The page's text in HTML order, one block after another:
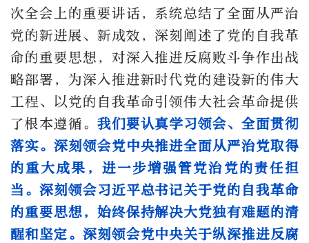
次全会上的重要讲话，系统总结了全面从严治
党的新进展、新成效，深刻阐述了党的自我革
命的重要思想，对深入推进反腐败斗争作出战
略部署，为深入推进新时代党的建设新的伟大
工程、以党的自我革命引领伟大社会革命提供
了根本遵循。 我们要认真学习领会、全面贯彻
落实。深刻领会党中央推进全面从严治党取得
的重大成果，进一步增强管党治党的责任担
当。深刻领会习近平总书记关于党的自我革命
的重要思想，始终保持解决大党独有难题的清
醒和坚定。深刻领会党中央关于纵深推进反腐